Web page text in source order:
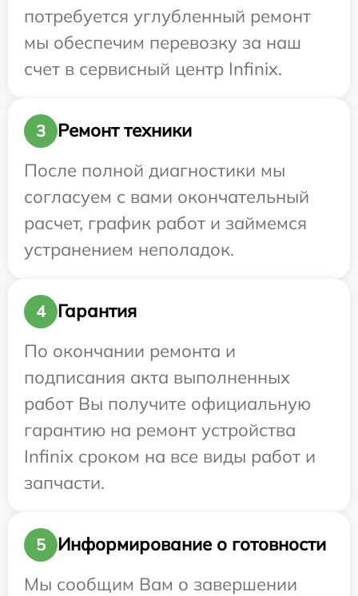
потребуется углубленный ремонт
мы обеспечим перевозку за наш
счет в сервисный центр Infinix.
3
Ремонт техники
После полной диагностики мы
согласуем с вами окончательный
расчет, график работ и займемся
устранением неполадок.
4
Гарантия
По окончании ремонта и
подписания акта выполненных
работ Вы получите официальную
гарантию на ремонт устройства
Infinix сроком на все виды работ и
запчасти.
5
Информирование о готовности
Мы сообщим Вам о завершении